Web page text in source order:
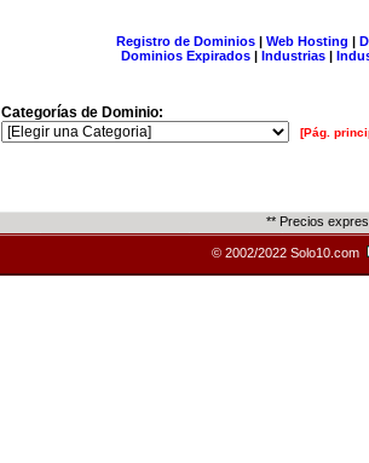
Registro de Dominios| Web Hosting |
Dominios Expirados | Industrias |
Categorías de Dominio:
[Pág.
** Precios
© 2002/2022 Solo10.com